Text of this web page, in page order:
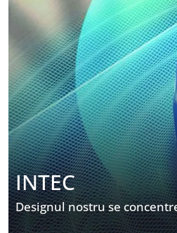
INTEC
Designul nostru se